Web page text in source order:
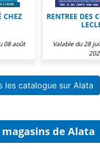
CHEZ
08 août
RENTREE DES
Valable du 28
les catalogue sur Alata
magasins de Alata